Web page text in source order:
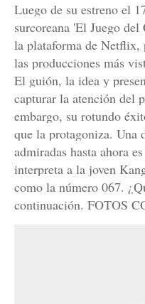
Luego de su estreno el
surcoreana 'El Juego
la plataforma de Netflix,
las producciones más
El guión, la idea y
capturar la atención del
embargo, su rotundo
que la protagoniza. Una
admiradas hasta ahora
interpreta a la joven
como la número 067.
continuación. FOTOS